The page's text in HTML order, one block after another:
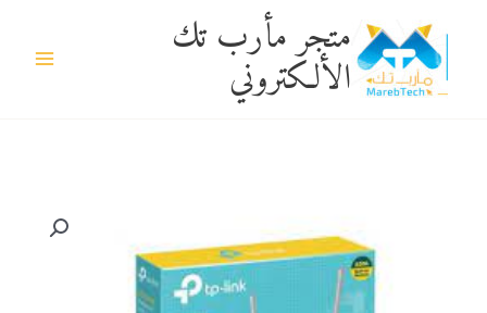
المحتوى
متجر مأرب تك
الألكتروني